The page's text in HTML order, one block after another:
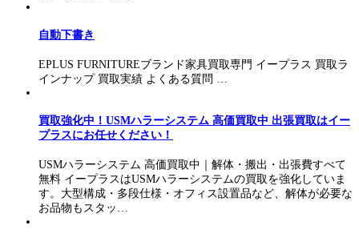
自動下書き
EPLUS FURNITUREブランド家具買取専門 イープラス 買取ラ
インナップ 買取実績 よくある質問 …
買取強化中！USMハラーシステム 高価買取中 出張買取はイー
プラスにお任せください！
USMハラーシステム 高価買取中｜解体・搬出・出張費すべて
無料 イープラスはUSMハラーシステムの買取を強化していま
す。大型構成・多段仕様・オフィス設置品など、解体が必要な
お品物もスタッ…